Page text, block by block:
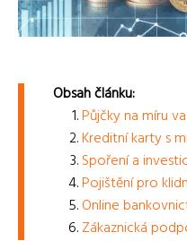
Obsah článku:
Půjčky na míru
Kreditní karty s
Spoření a
Pojištění pro
Online
Zákaznická